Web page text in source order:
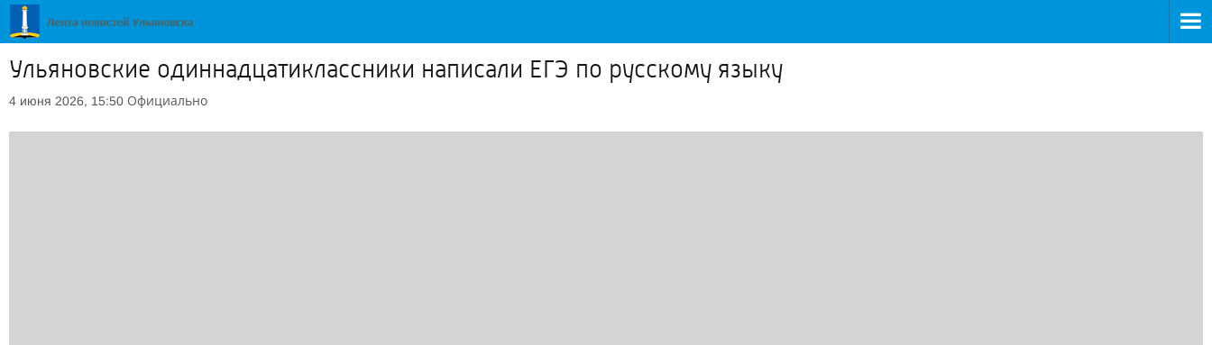
Ульяновские одиннадцатиклассники написали ЕГЭ по русскому языку
4 июня 2026, 15:50 Официально